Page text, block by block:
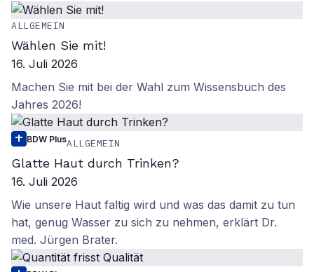
ALLGEMEIN
Wählen Sie mit!
16. Juli 2026
Machen Sie mit bei der Wahl zum Wissensbuch des
Jahres 2026!
BDW PlusALLGEMEIN
Glatte Haut durch Trinken?
16. Juli 2026
Wie unsere Haut faltig wird und was das damit zu tun
hat, genug Wasser zu sich zu nehmen, erklärt Dr.
med. Jürgen Brater.